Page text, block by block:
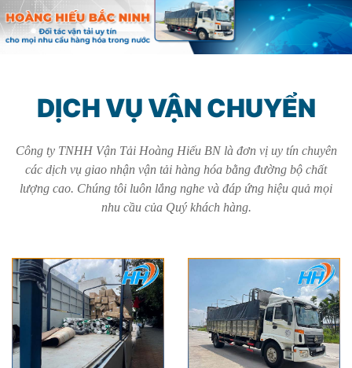
DỊCH VỤ VẬN CHUYỂN
Công ty TNHH Vận Tải Hoàng Hiếu BN là đơn vị uy tín chuyên
các dịch vụ giao nhận vận tải hàng hóa bằng đường bộ chất
lượng cao. Chúng tôi luôn lắng nghe và đáp ứng hiệu quả mọi
nhu cầu của Quý khách hàng.